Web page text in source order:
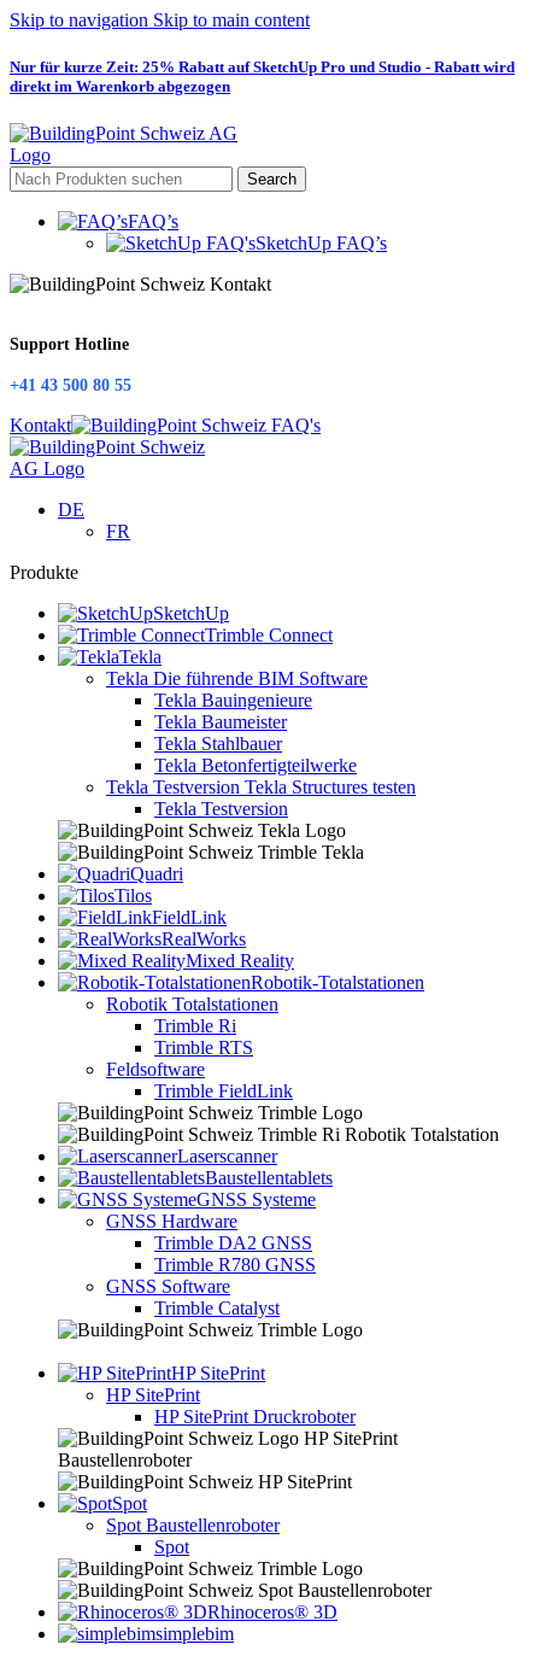
Skip to navigation Skip to main content
Nur für kurze Zeit: 25% Rabatt auf SketchUp Pro und Studio - Rabatt wird
direkt im Warenkorb abgezogen
Search
FAQ’s
SketchUp FAQ’s
Support Hotline
+41 43 500 80 55
Kontakt
DE
FR
Produkte
SketchUp
Trimble Connect
Tekla
Tekla Die führende BIM Software
Tekla Bauingenieure
Tekla Baumeister
Tekla Stahlbauer
Tekla Betonfertigteilwerke
Tekla Testversion Tekla Structures testen
Tekla Testversion
Quadri
Tilos
FieldLink
RealWorks
Mixed Reality
Robotik-Totalstationen
Robotik Totalstationen
Trimble Ri
Trimble RTS
Feldsoftware
Trimble FieldLink
Laserscanner
Baustellentablets
GNSS Systeme
GNSS Hardware
Trimble DA2 GNSS
Trimble R780 GNSS
GNSS Software
Trimble Catalyst
HP SitePrint
HP SitePrint
HP SitePrint Druckroboter
Spot
Spot Baustellenroboter
Spot
Rhinoceros® 3D
simplebim